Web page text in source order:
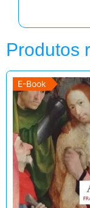
Produtos
E-Book